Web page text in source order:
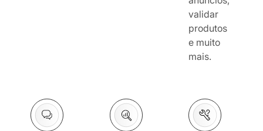
validar
produtos
e muito
mais.